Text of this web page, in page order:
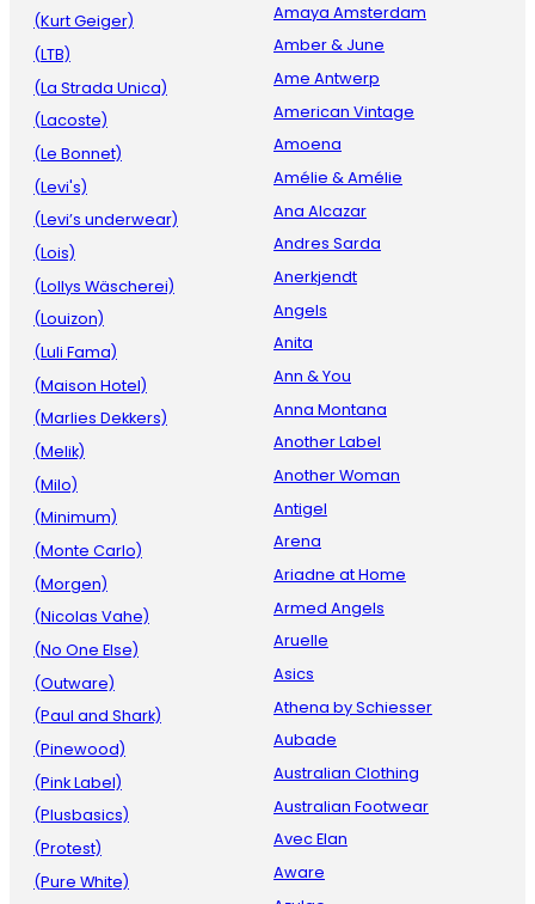
(Kurt Geiger)
(LTB)
(La Strada Unica)
(Lacoste)
(Le Bonnet)
(Levi's)
(Levi’s underwear)
(Lois)
(Lollys Wäscherei)
(Louizon)
(Luli Fama)
(Maison Hotel)
(Marlies Dekkers)
(Melik)
(Milo)
(Minimum)
(Monte Carlo)
(Morgen)
(Nicolas Vahe)
(No One Else)
(Outware)
(Paul and Shark)
(Pinewood)
(Pink Label)
(Plusbasics)
(Protest)
(Pure White)
Amaya Amsterdam
Amber & June
Ame Antwerp
American Vintage
Amoena
Amélie & Amélie
Ana Alcazar
Andres Sarda
Anerkjendt
Angels
Anita
Ann & You
Anna Montana
Another Label
Another Woman
Antigel
Arena
Ariadne at Home
Armed Angels
Aruelle
Asics
Athena by Schiesser
Aubade
Australian Clothing
Australian Footwear
Avec Elan
Aware